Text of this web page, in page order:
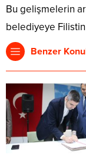
Bu gelişmelerin
belediyeye Filistin
Benzer